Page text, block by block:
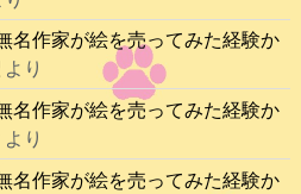
名作家が絵を売ってみた経験か
より
名作家が絵を売ってみた経験か
より
名作家が絵を売ってみた経験か